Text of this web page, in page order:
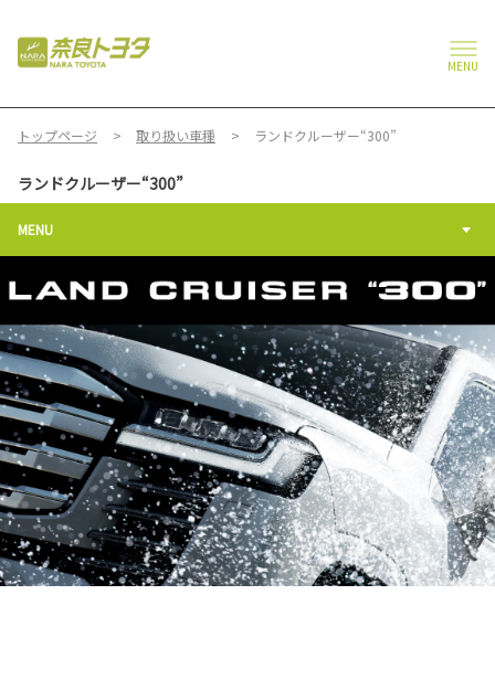
MENU
トップページ 取り扱い車種 ランドクルーザー“300”
ランドクルーザー“300”
MENU